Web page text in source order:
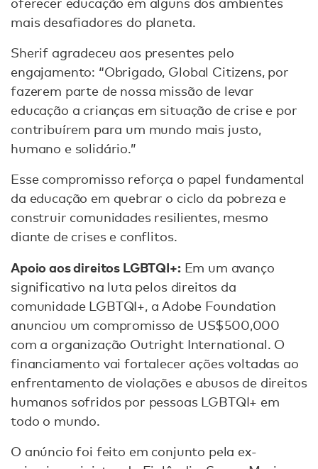
mais desafiadores do planeta.
Sherif agradeceu aos presentes pelo
engajamento: “Obrigado, Global Citizens, por
fazerem parte de nossa missão de levar
educação a crianças em situação de crise e por
contribuírem para um mundo mais justo,
humano e solidário.”
Esse compromisso reforça o papel fundamental
da educação em quebrar o ciclo da pobreza e
construir comunidades resilientes, mesmo
diante de crises e conflitos.
Apoio aos direitos LGBTQI+:Em um avanço
significativo na luta pelos direitos da
comunidade LGBTQI+, a Adobe Foundation
anunciou um compromisso de US$500,000
com a organização Outright International. O
financiamento vai fortalecer ações voltadas ao
enfrentamento de violações e abusos de direitos
humanos sofridos por pessoas LGBTQI+ em
todo o mundo.
O anúncio foi feito em conjunto pela ex-